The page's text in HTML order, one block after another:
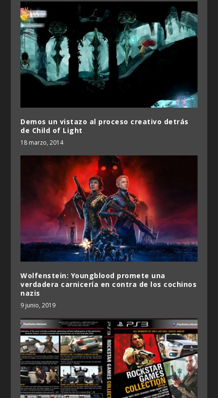
Demos un vistazo al proceso creativo detrás
de Child of Light
18 marzo, 2014
Wolfenstein: Youngblood promete una
verdadera carnicería en contra de los cochinos
nazis
9 junio, 2019